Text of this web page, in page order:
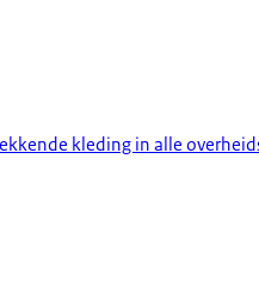
kleding in alle